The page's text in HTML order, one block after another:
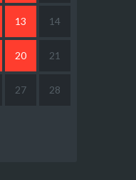
13 14
20 21
27 28